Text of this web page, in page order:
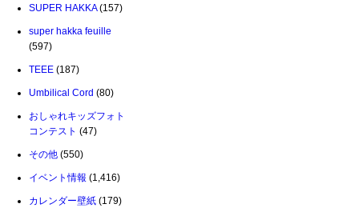
SUPER HAKKA(157)
super hakka feuille
(597)
TEEE (187)
Umbilical Cord (80)
おしゃれキッズフォト
コンテスト (47)
その他 (550)
イベント情報 (1,416)
カレンダー壁紙 (179)